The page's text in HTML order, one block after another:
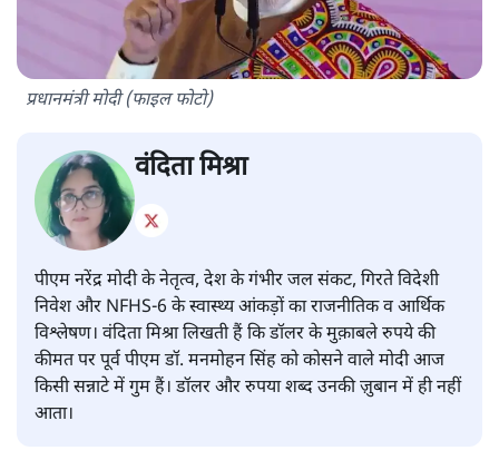
प्रधानमंत्री मोदी (फाइल फोटो)
वंदिता मिश्रा
पीएम नरेंद्र मोदी के नेतृत्व, देश के गंभीर जल संकट, गिरते विदेशी
निवेश और NFHS-6 के स्वास्थ्य आंकड़ों का राजनीतिक व आर्थिक
विश्लेषण। वंदिता मिश्रा लिखती हैं कि डॉलर के मुक़ाबले रुपये की
कीमत पर पूर्व पीएम डॉ. मनमोहन सिंह को कोसने वाले मोदी आज
किसी सन्नाटे में गुम हैं। डॉलर और रुपया शब्द उनकी ज़ुबान में ही नहीं
आता।